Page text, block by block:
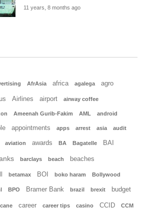
11 years, 8 months ago
AfrAsia africa agalega agro
Airlines airport airway coffee
Ameenah Gurib-Fakim AML android
appointments apps arrest asia audit
aviation awards BA Bagatelle BAI
barclays beach beaches
betamax BOI boko haram Bollywood
BPO Bramer Bank brazil brexit budget
cane career career tips casino CCID CCM